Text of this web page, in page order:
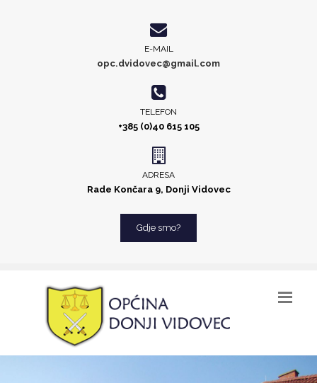
E-MAIL
opc.dvidovec@gmail.com
TELEFON
+385 (0)40 615 105
ADRESA
Rade Končara 9, Donji Vidovec
Gdje smo?